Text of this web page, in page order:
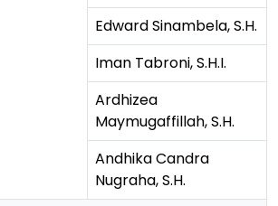
Edward Sinambela, S.H.
Iman Tabroni, S.H.I.
Ardhizea
Maymugaffillah, S.H.
Andhika Candra
Nugraha, S.H.